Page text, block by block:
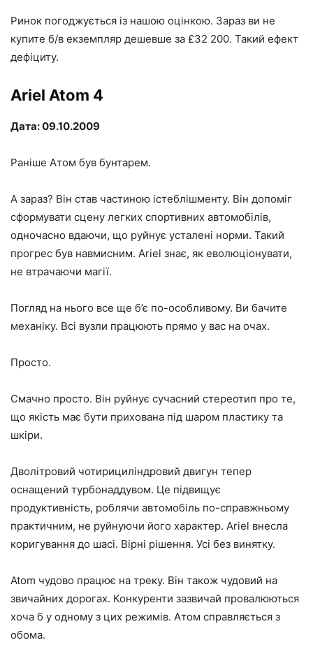
Ринок погоджується із нашою оцінкою. Зараз ви не
купите б/в екземпляр дешевше за £32 200. Такий ефект
дефіциту.
Ariel Atom 4
Дата: 09.10.2009
Раніше Атом був бунтарем.
А зараз? Він став частиною істеблішменту. Він допоміг
сформувати сцену легких спортивних автомобілів,
одночасно вдаючи, що руйнує усталені норми. Такий
прогрес був навмисним. Ariel знає, як еволюціонувати,
не втрачаючи магії.
Погляд на нього все ще б’є по-особливому. Ви бачите
механіку. Всі вузли працюють прямо у вас на очах.
Просто.
Смачно просто. Він руйнує сучасний стереотип про те,
що якість має бути прихована під шаром пластику та
шкіри.
Дволітровий чотирициліндровий двигун тепер
оснащений турбонаддувом. Це підвищує
продуктивність, роблячи автомобіль по-справжньому
практичним, не руйнуючи його характер. Ariel внесла
коригування до шасі. Вірні рішення. Усі без винятку.
Atom чудово працює на треку. Він також чудовий на
звичайних дорогах. Конкуренти зазвичай провалюються
хоча б у одному з цих режимів. Атом справляється з
обома.